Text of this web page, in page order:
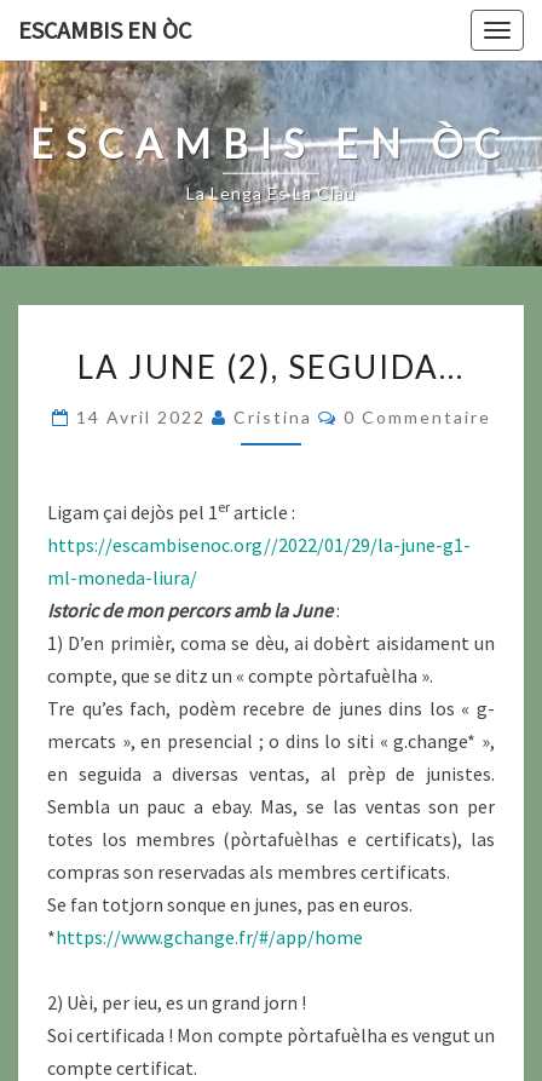
content
ESCAMBIS EN ÒC
ESCAMBIS EN ÒC
La Lenga Es La Clau
JUNE
SEGUIDA…
LA JUNE (2), SEGUIDA…
14 Avril 2022 Cristina Commentaires
0 Commentaire
Ligam çai dejòs pel 1er article :
https://escambisenoc.org//2022/01/29/la-june-g1-
ml-moneda-liura/
Istoric de mon percors amb la June:
1) D’en primièr, coma se dèu, ai dobèrt aisidament un
compte, que se ditz un « compte pòrtafuèlha ».
Tre qu’es fach, podèm recebre de junes dins los « g-
mercats », en presencial ; o dins lo siti « g.change* »,
en seguida a diversas ventas, al prèp de junistes.
Sembla un pauc a ebay. Mas, se las ventas son per
totes los membres (pòrtafuèlhas e certificats), las
compras son reservadas als membres certificats.
Se fan totjorn sonque en junes, pas en euros.
*https://www.gchange.fr/#/app/home
2) Uèi, per ieu, es un grand jorn !
Soi certificada ! Mon compte pòrtafuèlha es vengut un
compte certificat.